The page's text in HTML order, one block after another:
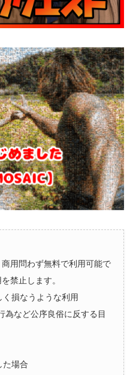
用問わず無料で利用可能で
禁止します。
損なうような利用
為など公序良俗に反する目
た場合